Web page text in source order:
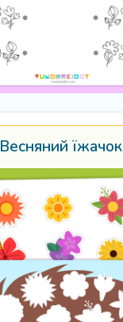
Весняний їжачок